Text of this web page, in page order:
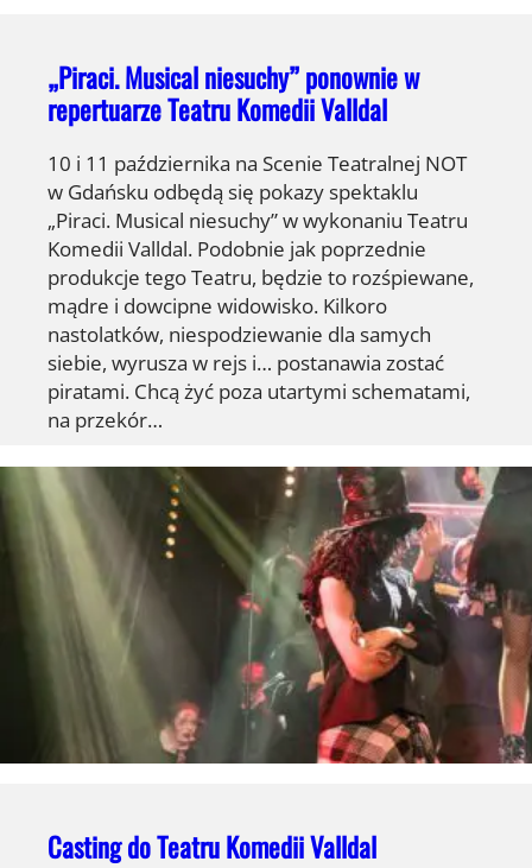
„Piraci. Musical niesuchy” ponownie w
repertuarze Teatru Komedii Valldal
10 i 11 października na Scenie Teatralnej NOT
w Gdańsku odbędą się pokazy spektaklu
„Piraci. Musical niesuchy” w wykonaniu Teatru
Komedii Valldal. Podobnie jak poprzednie
produkcje tego Teatru, będzie to rozśpiewane,
mądre i dowcipne widowisko. Kilkoro
nastolatków, niespodziewanie dla samych
siebie, wyrusza w rejs i… postanawia zostać
piratami. Chcą żyć poza utartymi schematami,
na przekór…
Casting do Teatru Komedii Valldal